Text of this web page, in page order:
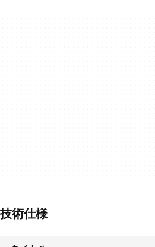
技術仕様